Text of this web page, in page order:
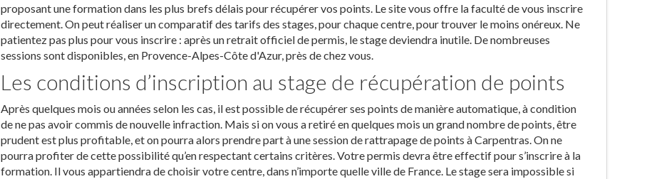
proposant une formation dans les plus brefs délais pour récupérer vos points. Le site vous offre la faculté de vous inscrire
directement. On peut réaliser un comparatif des tarifs des stages, pour chaque centre, pour trouver le moins onéreux. Ne
patientez pas plus pour vous inscrire : après un retrait officiel de permis, le stage deviendra inutile. De nombreuses
sessions sont disponibles, en Provence-Alpes-Côte d'Azur, près de chez vous.
Les conditions d’inscription au stage de récupération de points
Après quelques mois ou années selon les cas, il est possible de récupérer ses points de manière automatique, à condition
de ne pas avoir commis de nouvelle infraction. Mais si on vous a retiré en quelques mois un grand nombre de points, être
prudent est plus profitable, et on pourra alors prendre part à une session de rattrapage de points à Carpentras. On ne
pourra profiter de cette possibilité qu’en respectant certains critères. Votre permis devra être effectif pour s’inscrire à la
formation. Il vous appartiendra de choisir votre centre, dans n’importe quelle ville de France. Le stage sera impossible si